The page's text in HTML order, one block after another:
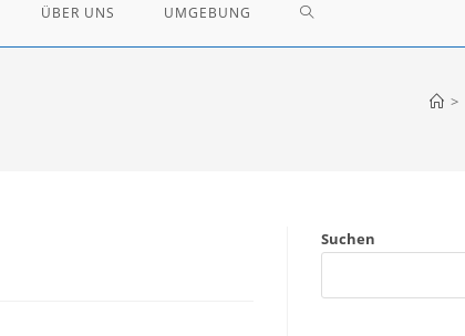
ÜBER UNS UMGEBUNG WEBSITE-
>
Suchen